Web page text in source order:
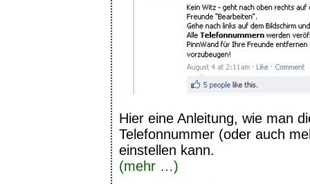
Hier eine Anleitung, wie man
Telefonnummer (oder auch
einstellen kann.
(mehr …)